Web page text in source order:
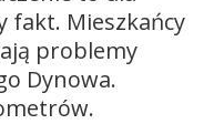
fakt. Mieszkańcy
problemy
Dynowa.